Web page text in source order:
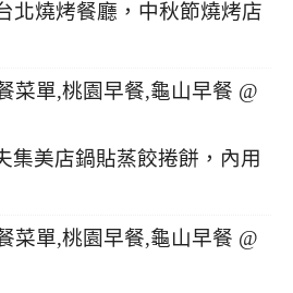
北燒烤餐廳，中秋節燒烤店
集美店鍋貼蒸餃捲餅，內用